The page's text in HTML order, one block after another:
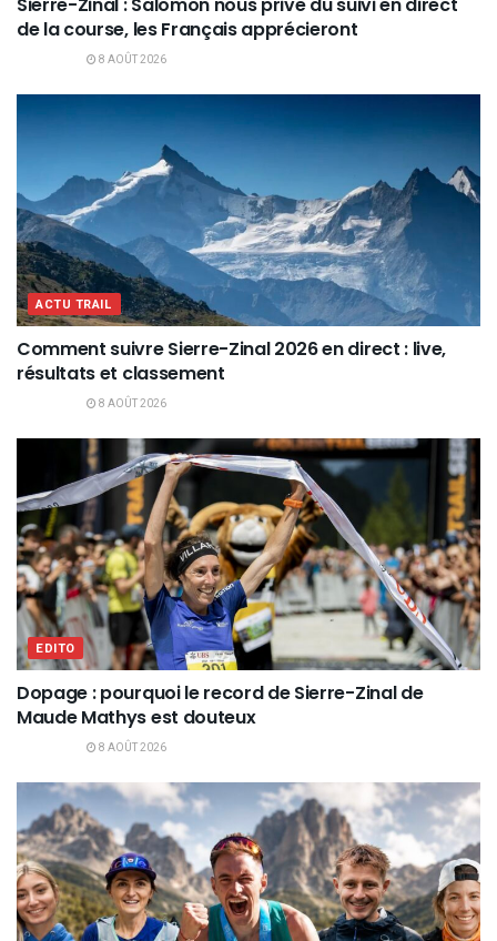
Sierre-Zinal : Salomon nous prive du suivi en direct
de la course, les Français apprécieront
8 AOÛT 2026
ACTU TRAIL
Comment suivre Sierre-Zinal 2026 en direct : live,
résultats et classement
8 AOÛT 2026
EDITO
Dopage : pourquoi le record de Sierre-Zinal de
Maude Mathys est douteux
8 AOÛT 2026